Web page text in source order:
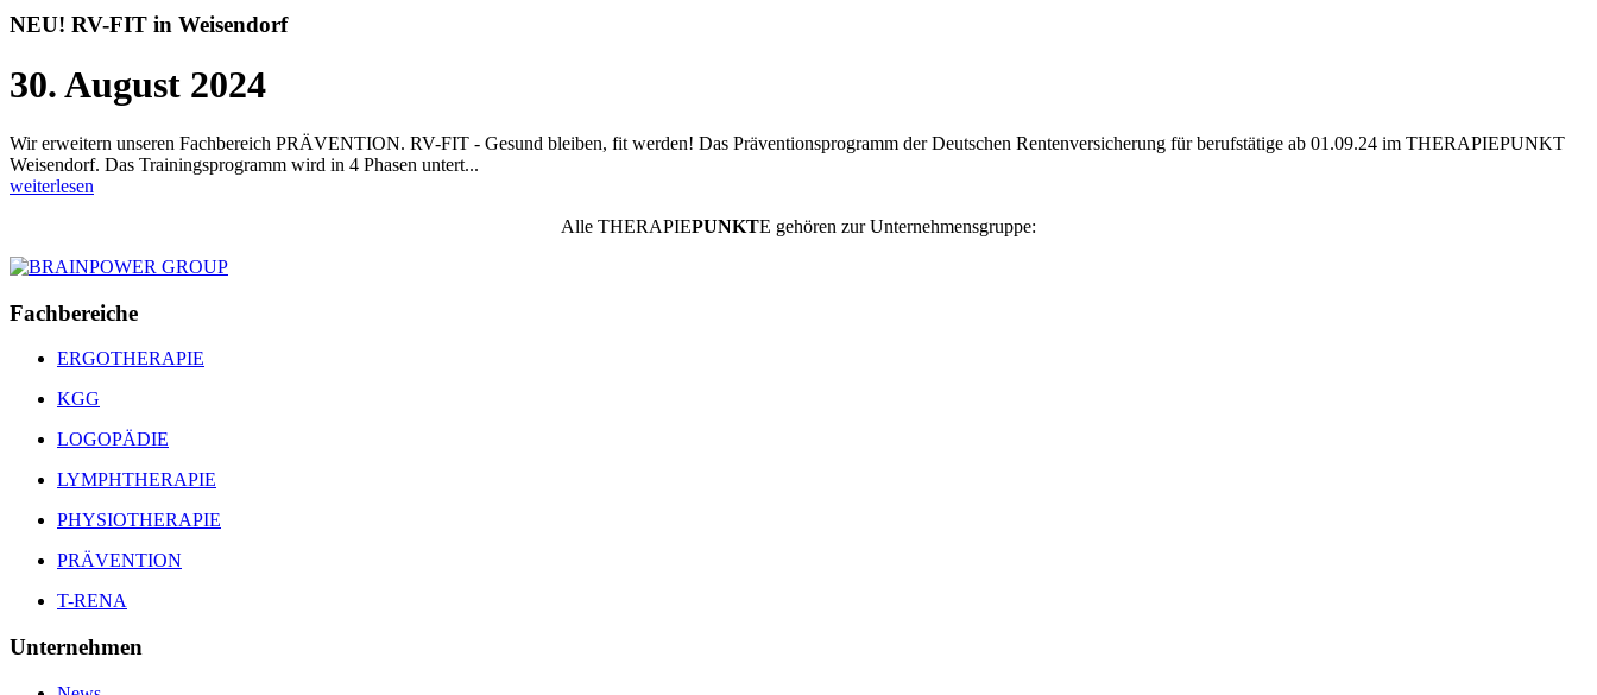
NEU! RV-FIT in Weisendorf
30. August 2024
Wir erweitern unseren Fachbereich PRÄVENTION. RV-FIT - Gesund bleiben, fit werden! Das Präventionsprogramm der Deutschen Rentenversicherung für berufstätige ab 01.09.24 im THERAPIEPUNKT
Weisendorf. Das Trainingsprogramm wird in 4 Phasen untert...
weiterlesen
Alle THERAPIEPUNKTE gehören zur Unternehmensgruppe:
Fachbereiche
ERGOTHERAPIE
KGG
LOGOPÄDIE
LYMPHTHERAPIE
PHYSIOTHERAPIE
PRÄVENTION
T-RENA
Unternehmen